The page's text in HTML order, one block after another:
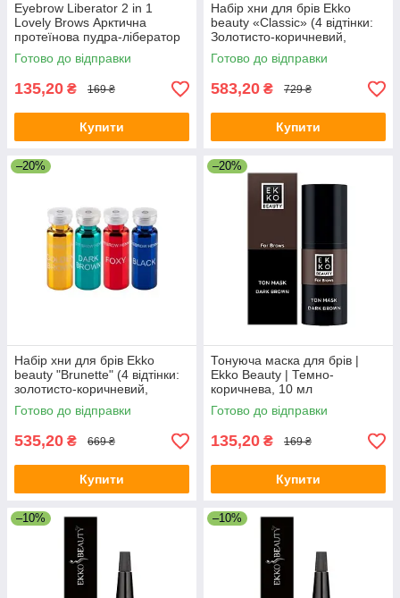
Eyebrow Liberator 2 in 1
Lovely Brows Арктична
протеїнова пудра-лібератор
для освітлення брів
Готово до відправки
135,20 ₴ 169 ₴
Купити
Набір хни для брів Ekko
beauty «Classic» (4 відтінки:
Золотисто-коричневий,
Коричневий, Темно-
коричневий, Чорний)
Готово до відправки
583,20 ₴ 729 ₴
Купити
–20%
Набір хни для брів Ekko
beauty "Brunette" (4 відтінки:
золотисто-коричневий,
темно-коричневий, чорний,
рудий)
Готово до відправки
535,20 ₴ 669 ₴
Купити
–20%
Тонуюча маска для брів |
Ekko Beauty | Темно-
коричнева, 10 мл
Готово до відправки
135,20 ₴ 169 ₴
Купити
–10% –10%